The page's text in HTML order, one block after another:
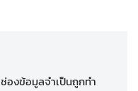
ช่องข้อมูลจำเป็นถูกทำ